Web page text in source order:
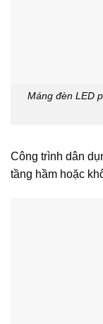
Máng đèn LED
Công trình dân
tầng hầm hoặc